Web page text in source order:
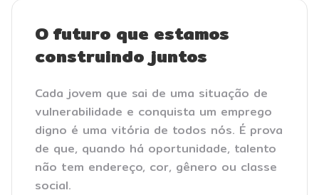
O futuro que estamos
construindo juntos
Cada jovem que sai de uma situação de
vulnerabilidade e conquista um emprego
digno é uma vitória de todos nós. É prova
de que, quando há oportunidade, talento
não tem endereço, cor, gênero ou classe
social.